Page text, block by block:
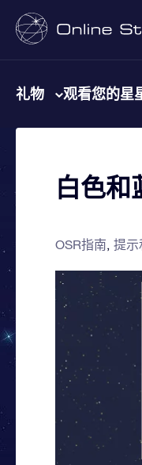
礼物 观看您的星
白色和
OSR指南 提示